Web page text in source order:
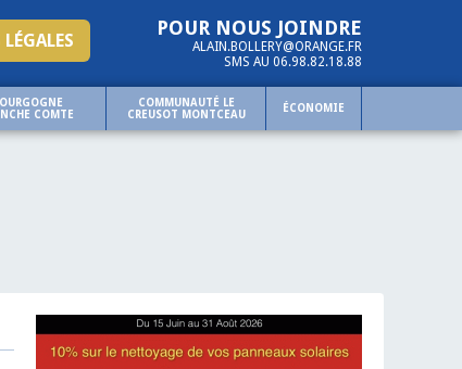
POUR NOUS JOINDRE
ALAIN.BOLLERY@ORANGE.FR
SMS AU 06.98.82.18.88
COMTE
COMMUNAUTÉ LE
CREUSOT MONTCEAU
ÉCONOMIE